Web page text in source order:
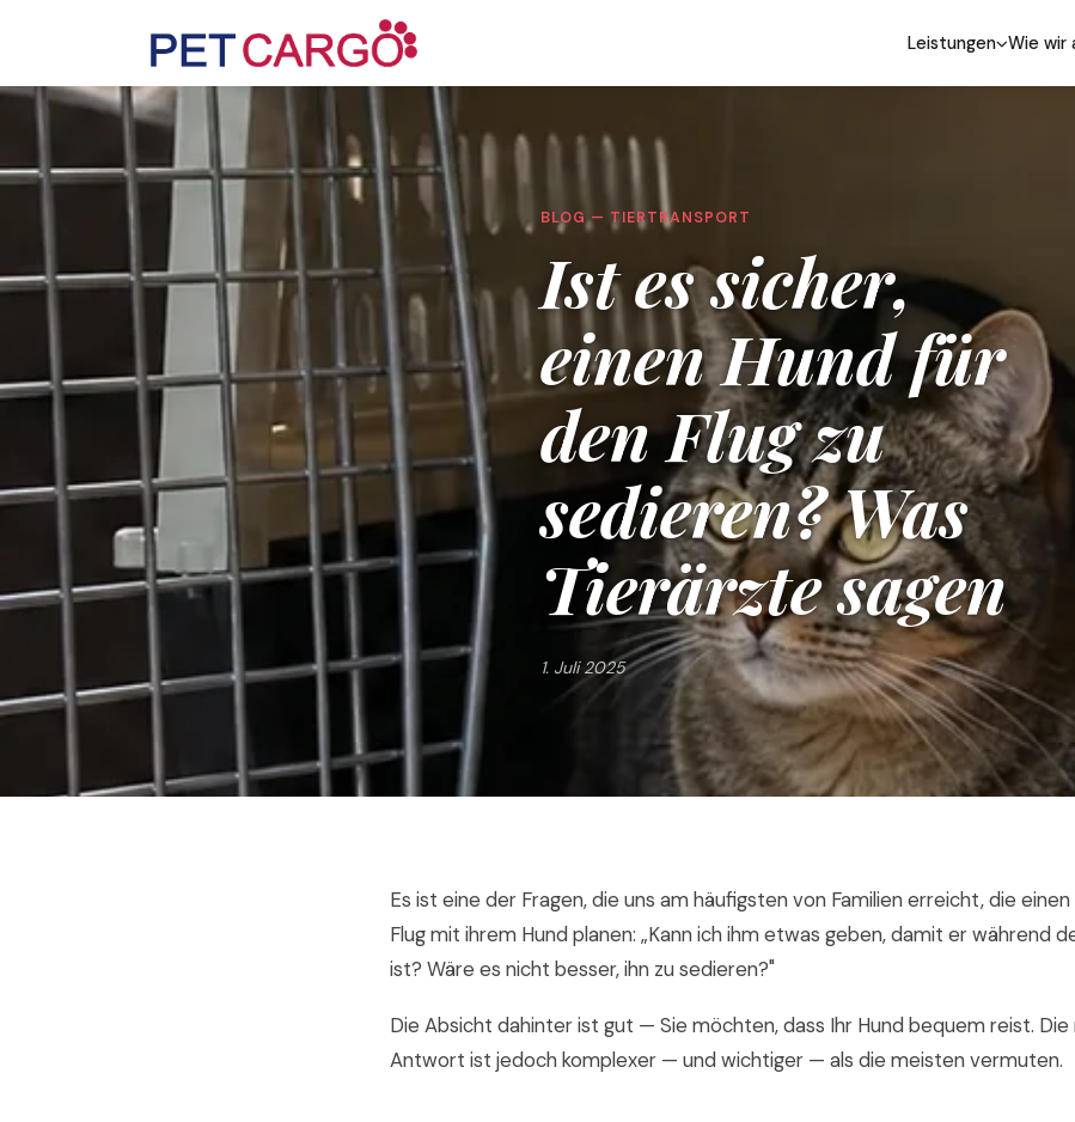
Leistungen Wie wir
BLOG — TIERTRANSPORT
Ist es sicher,
einen Hund für
den Flug zu
sedieren? Was
Tierärzte sagen
1. Juli 2025
Es ist eine der Fragen, die uns am häufigsten von Familien erreicht, die
Flug mit ihrem Hund planen: „Kann ich ihm etwas geben, damit er während
ist? Wäre es nicht besser, ihn zu sedieren?"
Die Absicht dahinter ist gut — Sie möchten, dass Ihr Hund bequem reist. Die
Antwort ist jedoch komplexer — und wichtiger — als die meisten vermuten.